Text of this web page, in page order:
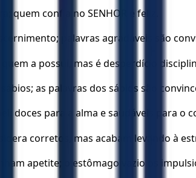
quem confia no SENHOR é feliz.
palavras agradáveis são
quem a possui, mas é desperdício
as palavras dos sábios são
doces para a alma e saudáveis para o
corretos, mas acabam levando à
apetite; o estômago vazio os